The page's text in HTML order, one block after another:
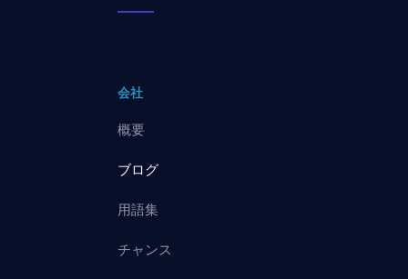
会社
概要
ブログ
用語集
チャンス